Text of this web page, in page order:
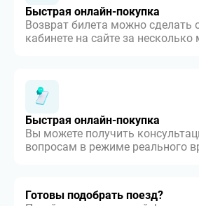
Быстрая онлайн-покупка
Возврат билета можно сделать
кабинете на сайте за несколько
Быстрая онлайн-покупка
Вы можете получить
вопросам в режиме реального
Готовы подобрать поезд?